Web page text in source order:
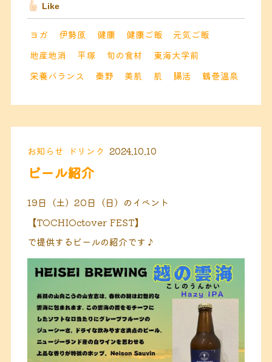
Like
ヨガ 伊勢原 健康 健康ご飯
元気ご飯
地産地消
平塚 旬の食材
東海大学前
栄養バランス
秦野 美肌 肌 腸活 鶴巻温泉
お知らせ ドリンク 2024.10.10
ビール紹介
19日（土）20日（日）のイベント
【TOCHIOctover FEST】
で提供するビールの紹介です♪